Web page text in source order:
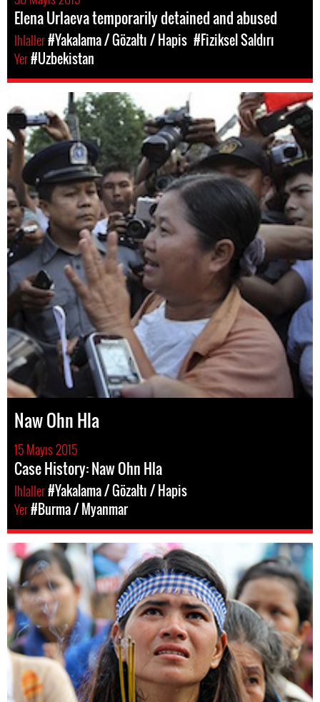
Elena Urlaeva temporarily detained and abused
Ihlaller#Yakalama / Gözaltı / Hapis #Fiziksel Saldırı
Yer#Uzbekistan
Naw Ohn Hla
15 Mayıs 2015
Case History: Naw Ohn Hla
Ihlaller#Yakalama / Gözaltı / Hapis
Yer#Burma / Myanmar